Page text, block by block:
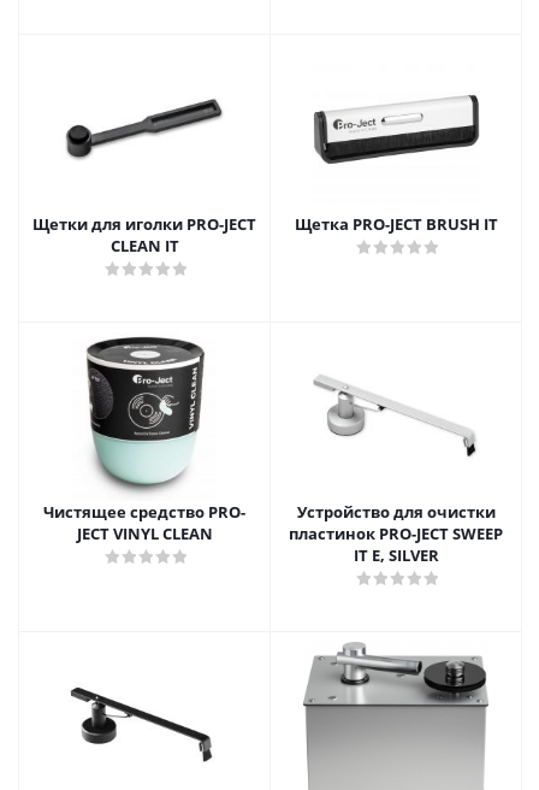
Щетки для иголки PRO-JECT
CLEAN IT
Щетка PRO-JECT BRUSH IT
Чистящее средство PRO-
JECT VINYL CLEAN
Устройство для очистки
пластинок PRO-JECT SWEEP
IT E, SILVER